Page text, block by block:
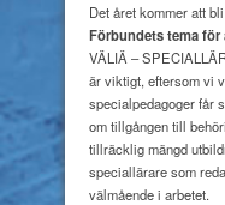
Det året kommer att
Förbundets tema för
VÄLIÄ –
är viktigt, eftersom vi
specialpedagoger får
om tillgången till
tillräcklig mängd
speciallärare som
välmående i arbetet.